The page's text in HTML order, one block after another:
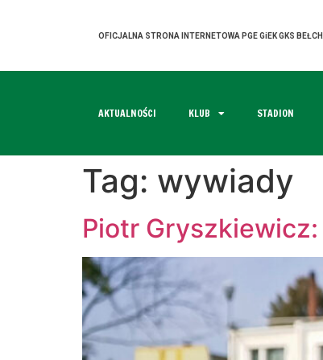
OFICJALNA STRONA INTERNETOWA PGE GiEK GKS
AKTUALNOŚCI KLUB STADION
Tag: wywiady
Piotr